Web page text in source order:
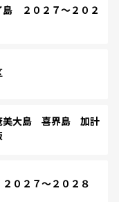
２０２７～２０２
大島 喜界島 加計
０２７～２０２８